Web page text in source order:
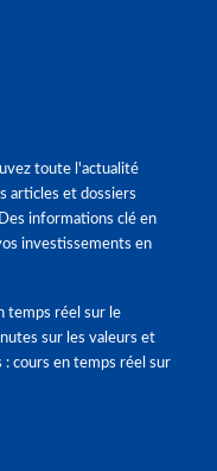
toute l'actualité
articles et dossiers
informations clé en
investissements en
temps réel sur le
sur les valeurs et
: cours en temps réel sur